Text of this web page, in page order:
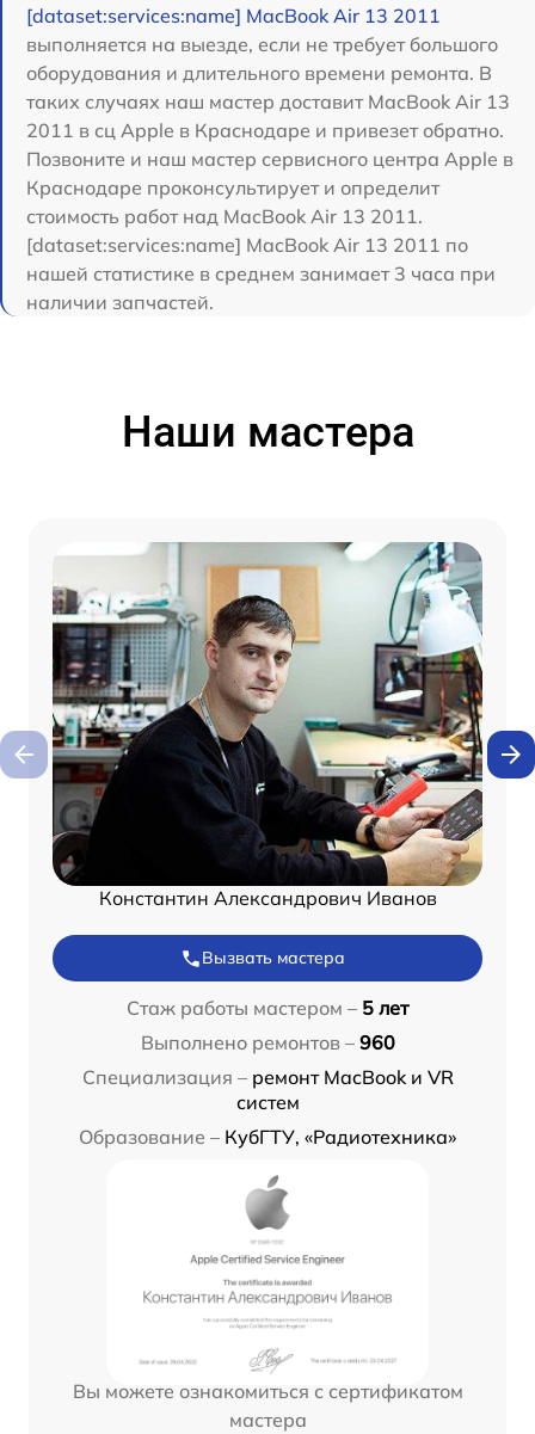
[dataset:services:name] MacBook Air 13 2011
выполняется на выезде, если не требует большого
оборудования и длительного времени ремонта. В
таких случаях наш мастер доставит MacBook Air 13
2011 в сц Apple в Краснодаре и привезет обратно.
Позвоните и наш мастер сервисного центра Apple в
Краснодаре проконсультирует и определит
стоимость работ над MacBook Air 13 2011.
[dataset:services:name] MacBook Air 13 2011 по
нашей статистике в среднем занимает 3 часа при
наличии запчастей.
Наши мастера
Константин Александрович Иванов
Вызвать мастера
Стаж работы мастером – 5 лет
Выполнено ремонтов – 960
Специализация – ремонт MacBook и VR
систем
Образование – КубГТУ, «Радиотехника»
Вы можете ознакомиться с сертификатом
мастера